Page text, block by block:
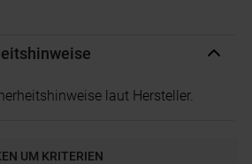
laut Hersteller.
UM KRITERIEN